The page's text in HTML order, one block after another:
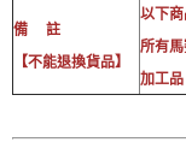
備 註
【不能退換貨品】
以下商
所有
加工